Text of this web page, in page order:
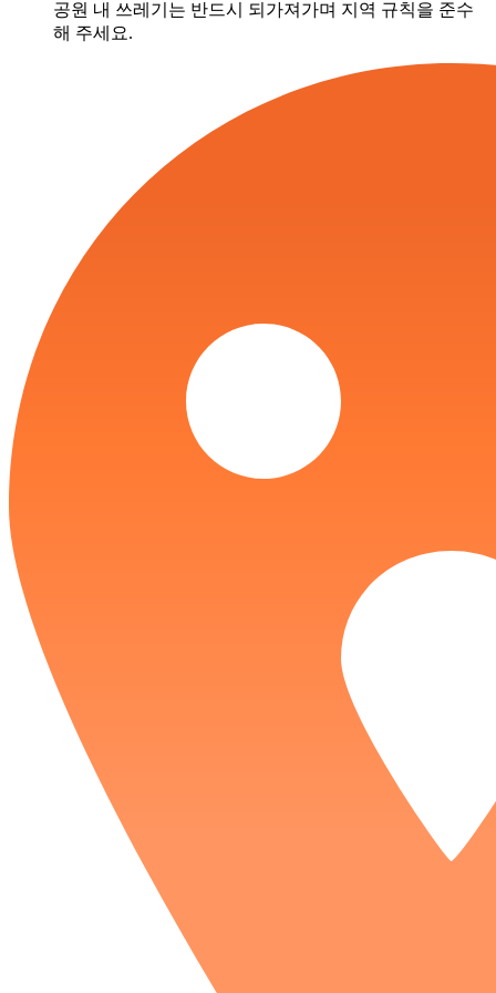
공원 내 쓰레기는 반드시 되가져가며 지역 규칙을 준수
해 주세요.